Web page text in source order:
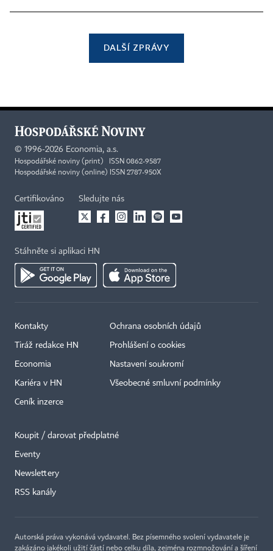
DALŠÍ ZPRÁVY
© 1996-2026 Economia, a.s.
Hospodářské noviny (print) ISSN 0862-9587
Hospodářské noviny (online) ISSN 2787-950X
Certifikováno Sledujte nás
Stáhněte si aplikaci HN
Kontakty
Tiráž redakce HN
Economia
Kariéra v HN
Ceník inzerce
Ochrana osobních údajů
Prohlášení o cookies
Nastavení soukromí
Všeobecné smluvní podmínky
Koupit / darovat předplatné
Eventy
Newslettery
RSS kanály
Autorská práva vykonává vydavatel. Bez písemného svolení vydavatele je
zakázáno jakékoli užití částí nebo celku díla, zejména rozmnožování a šíření